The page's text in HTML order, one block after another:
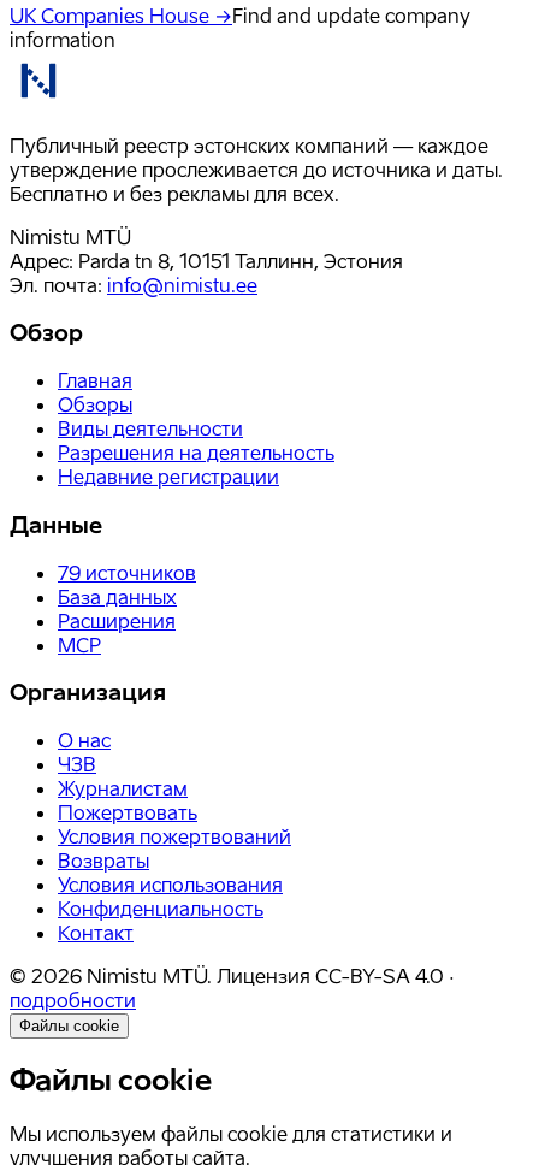
UK Companies House →Find and update company
information
Публичный реестр эстонских компаний — каждое
утверждение прослеживается до источника и даты.
Бесплатно и без рекламы для всех.
Nimistu MTÜ
Адрес: Parda tn 8, 10151 Таллинн, Эстония
Эл. почта: info@nimistu.ee
Обзор
Главная
Обзоры
Виды деятельности
Разрешения на деятельность
Недавние регистрации
Данные
79 источников
База данных
Расширения
MCP
Организация
О нас
ЧЗВ
Журналистам
Пожертвовать
Условия пожертвований
Возвраты
Условия использования
Конфиденциальность
Контакт
© 2026 Nimistu MTÜ. Лицензия CC-BY-SA 4.0 ·
подробности
Файлы cookie
Файлы cookie
Мы используем файлы cookie для статистики и
улучшения работы сайта.